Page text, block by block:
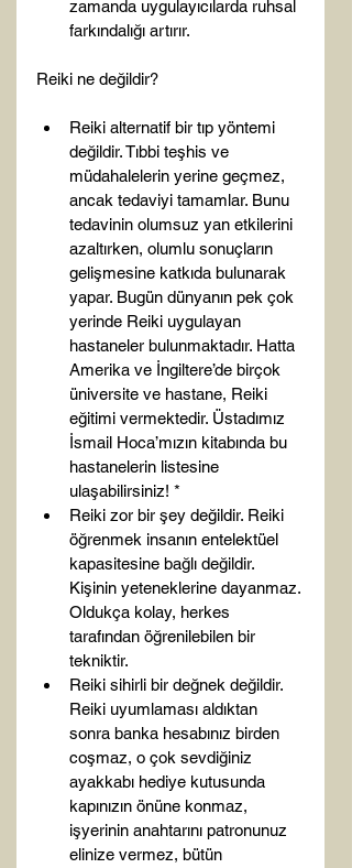
zamanda uygulayıcılarda ruhsal
farkındalığı artırır.
Reiki alternatif bir tıp yöntemi
değildir. Tıbbi teşhis ve
müdahalelerin yerine geçmez,
ancak tedaviyi tamamlar. Bunu
tedavinin olumsuz yan etkilerini
azaltırken, olumlu sonuçların
gelişmesine katkıda bulunarak
yapar. Bugün dünyanın pek çok
yerinde Reiki uygulayan
hastaneler bulunmaktadır. Hatta
Amerika ve İngiltere’de birçok
üniversite ve hastane, Reiki
eğitimi vermektedir. Üstadımız
İsmail Hoca’mızın kitabında bu
hastanelerin listesine
ulaşabilirsiniz! *
Reiki zor bir şey değildir. Reiki
öğrenmek insanın entelektüel
kapasitesine bağlı değildir.
Kişinin yeteneklerine dayanmaz.
Oldukça kolay, herkes
tarafından öğrenilebilen bir
tekniktir.
Reiki sihirli bir değnek değildir.
Reiki uyumlaması aldıktan
sonra banka hesabınız birden
coşmaz, o çok sevdiğiniz
ayakkabı hediye kutusunda
kapınızın önüne konmaz,
işyerinin anahtarını patronunuz
elinize vermez, bütün